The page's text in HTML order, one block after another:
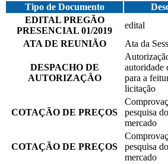
Tipo de Documento
EDITAL PREGÃO
PRESENCIAL 01/2019
edital
ATA DE REUNIÃO
Ata da
DESPACHO DE
AUTORIZAÇÃO
autoridade
para a
licitação
COTAÇÃO DE PREÇOS
pesquisa
mercado
COTAÇÃO DE PREÇOS
pesquisa
mercado